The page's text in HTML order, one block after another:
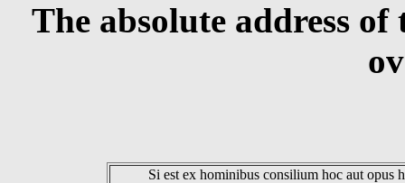
The absolute address
Si est ex hominibus consilium hoc aut opus